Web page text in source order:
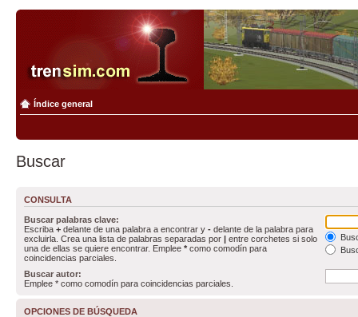
Índice general
Buscar
CONSULTA
Buscar palabras clave:
Escriba + delante de una palabra a encontrar y - delante de la palabra para
excluirla. Crea una lista de palabras separadas por | entre corchetes si solo
una de ellas se quiere encontrar. Emplee * como comodín para
coincidencias parciales.
Buscar autor:
Emplee * como comodín para coincidencias parciales.
OPCIONES DE BÚSQUEDA